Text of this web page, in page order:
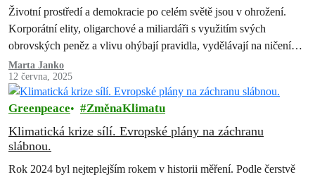
Životní prostředí a demokracie po celém světě jsou v ohrožení.
Korporátní elity, oligarchové a miliardáři s využitím svých
obrovských peněz a vlivu ohýbají pravidla, vydělávají na ničení
přírody a na těch nejslabších z nás.
Marta Janko
12 června, 2025
Greenpeace ZměnaKlimatu
Klimatická krize sílí. Evropské plány na záchranu
slábnou.
Rok 2024 byl nejteplejším rokem v historii měření. Podle čerstvě